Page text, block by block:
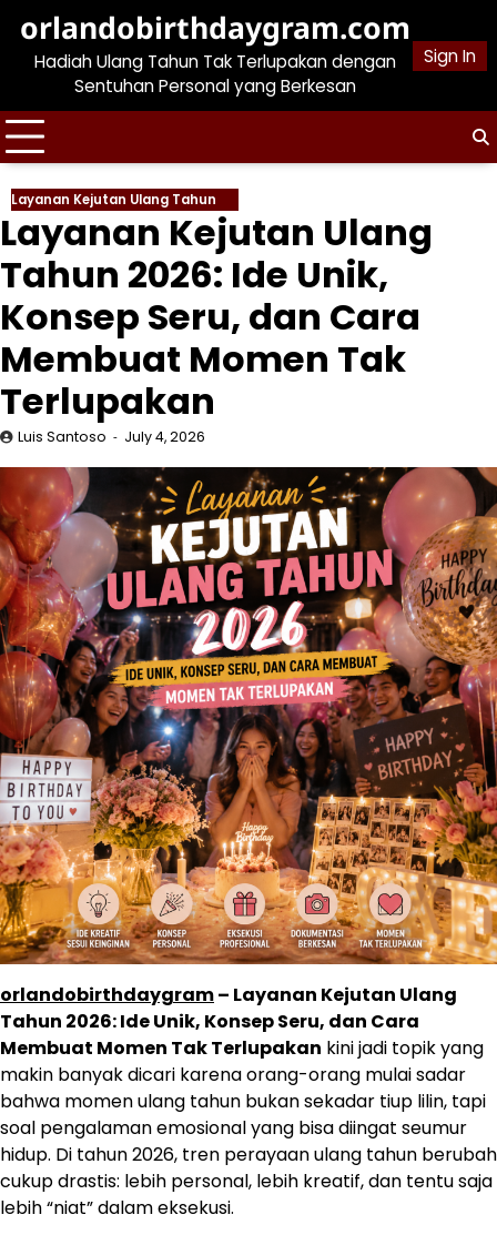
content
orlandobirthdaygram.com
Hadiah Ulang Tahun Tak Terlupakan dengan
Sentuhan Personal yang Berkesan
Sign In
Layanan Kejutan Ulang Tahun
Layanan Kejutan Ulang
Tahun 2026: Ide Unik,
Konsep Seru, dan Cara
Membuat Momen Tak
Terlupakan
Luis Santoso July 4, 2026
orlandobirthdaygram– Layanan Kejutan Ulang
Tahun 2026: Ide Unik, Konsep Seru, dan Cara
Membuat Momen Tak Terlupakan kini jadi topik yang
makin banyak dicari karena orang-orang mulai sadar
bahwa momen ulang tahun bukan sekadar tiup lilin, tapi
soal pengalaman emosional yang bisa diingat seumur
hidup. Di tahun 2026, tren perayaan ulang tahun berubah
cukup drastis: lebih personal, lebih kreatif, dan tentu saja
lebih “niat” dalam eksekusi.